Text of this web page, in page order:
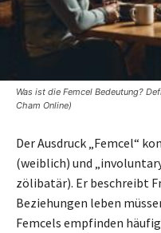
Was ist die Femcel Bedeutung?
Cham Online)
Der Ausdruck „Femcel“
(weiblich) und
zölibatär). Er beschreibt
Beziehungen leben
Femcels empfinden